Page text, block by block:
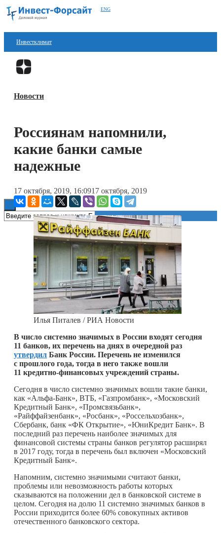
ENG
Инвестклимат
Финансы
Блокчейн
Новости
Россиянам напомнили,
какие банки самые
надежные
17 октября, 2019, 16:0917 октября, 2019
Илья Питалев / РИА Новости
В число системно значимых в России входят сегодня
11 банков, их перечень на днях в очередной раз
утвердил Банк России. Перечень не изменился
с прошлого года, тогда в него также вошли
11 кредитно-финансовых учреждений страны.
Сегодня в число системно значимых вошли такие банки,
как «Альфа-Банк», ВТБ, «Газпромбанк», «Московский
Кредитный Банк», «Промсвязьбанк»,
«Райффайзенбанк», «Росбанк», «Россельхозбанк»,
Сбербанк, банк «ФК Открытие», «ЮниКредит Банк». В
последний раз перечень наиболее значимых для
финансовой системы страны банков регулятор расширял
в 2017 году, тогда в перечень был включен «Московский
Кредитный Банк».
Напомним, системно значимыми считают банки,
проблемы или невозможность работы которых
сказываются на положении дел в банковской системе в
целом. Сегодня на долю 11 системно значимых банков в
России приходится более 60% совокупных активов
отечественного банковского сектора.